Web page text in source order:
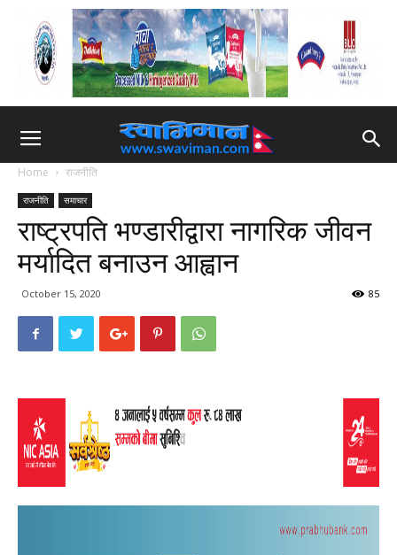
Home राजनीति
राजनीति समाचार
राष्ट्रपति भण्डारीद्वारा नागरिक जीवन
मर्यादित बनाउन आह्वान
October 15, 2020 85